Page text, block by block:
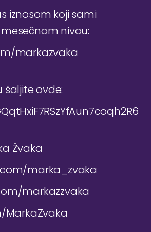
iznosom koji sami
nivou:
markazvaka
šaljite ovde:
Žvaka
marka_zvaka
markazzvaka
MarkaZvaka